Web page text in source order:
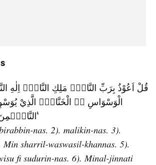
الْوَسْوَاسِ ەۙ الْخَنَّاسِۖ الَّذِيْ
النَّاسِۙمِنَ الْجِنَّةِ وَالنَّاسِ ࣖ
nas. 2). malikin-nas. 3).
sharril-waswasil-khannas. 5).
fi sudurin-nas. 6). Minal-jinnati